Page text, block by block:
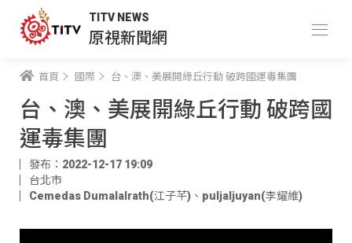
TITV NEWS
原視新聞網
首頁 國際 台、澳、美展開綠丘行動 破跨國運毒集團
台、澳、美展開綠丘行動 破跨國
運毒集團
發布：2022-12-17 19:09
台北市
Cemedas Dumalalrath(江子芊) 、 puljaljuyan(李耀維)